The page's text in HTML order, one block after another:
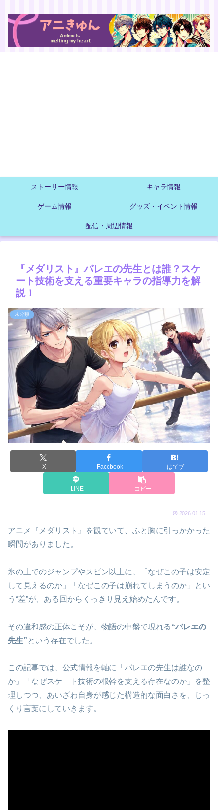
ストーリー情報 キャラ情報
ゲーム情報 グッズ・イベント情報
配信・周辺情報
『メダリスト』バレエの先生とは誰？スケ
ート技術を支える重要キャラの指導力を解
説！
未分類
X Facebook はてブ
LINE コピー
2026.01.15
アニメ『メダリスト』を観ていて、ふと胸に引っかかった
瞬間がありました。
氷の上でのジャンプやスピン以上に、「なぜこの子は安定
して見えるのか」「なぜこの子は崩れてしまうのか」とい
う“差”が、ある回からくっきり見え始めたんです。
その違和感の正体こそが、物語の中盤で現れる“バレエの
先生” という存在でした。
この記事では、公式情報を軸に「バレエの先生は誰なの
か」「なぜスケート技術の根幹を支える存在なのか」を整
理しつつ、あいざわ自身が感じた構造的な面白さを、じっ
くり言葉にしていきます。